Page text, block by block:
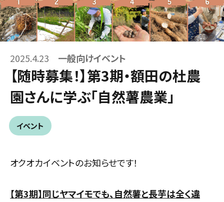
2025.4.23 一般向けイベント
【随時募集！】第3期・額田の杜農
園さんに学ぶ「自然薯農業」
イベント
オクオカイベントのお知らせです！
【第3期】同じヤマイモでも、自然薯と長芋は全く違